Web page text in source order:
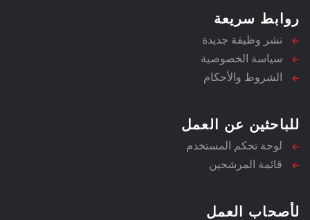
روابط سريعة
نشر وظيفة جديدة
سياسة الخصوصية
الشروط والأحكام
للباحثين عن العمل
لوحة تحكم المستخدم
قائمة المرشحين
لأصحاب العمل